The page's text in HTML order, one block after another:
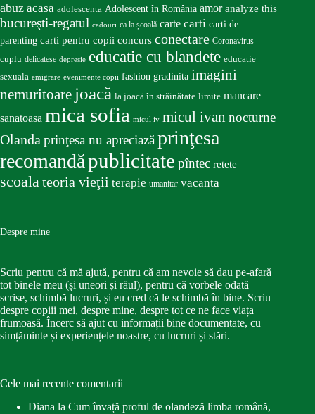
abuz acasa adolescenta Adolescent în România amor analyze this
bucureşti-regatul cadouri ca la școală carte carti carti de
parenting carti pentru copii concurs conectare Coronavirus
cuplu delicatese depresie educatie cu blandete educatie
sexuala emigrare evenimente copii fashion gradinita imagini
nemuritoare joacă la joacă în străinătate limite mancare
sanatoasa mica sofia micul iv micul ivan nocturne
Olandaprinţesa nu apreciazăprinţesa
recomandăpublicitate pîntec retete
scoalateoria vieţii terapie umanitar vacanta
Despre mine
Scriu pentru că mă ajută, pentru că am nevoie să dau pe-afară
tot binele meu (și uneori și răul), pentru că vorbele odată
scrise, schimbă lucruri, și eu cred că le schimbă în bine. Scriu
despre copiii mei, despre mine, despre tot ce ne face viața
frumoasă. Încerc să ajut cu informații bine documentate, cu
simțăminte și experiențele noastre, cu lucruri și stări.
Cele mai recente comentarii
Diana la Cum învață proful de olandeză limba română,